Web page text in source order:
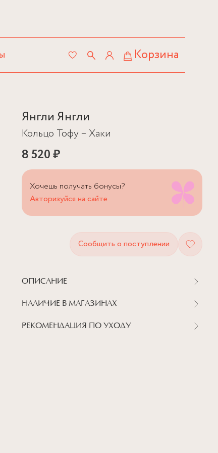
Корзина
Янгли Янгли
Кольцо Тофу – Хаки
8 520 ₽
Хочешь получать бонусы?
Авторизуйся на сайте
Сообщить о поступлении
ОПИСАНИЕ
НАЛИЧИЕ В МАГАЗИНАХ
РЕКОМЕНДАЦИЯ ПО УХОДУ